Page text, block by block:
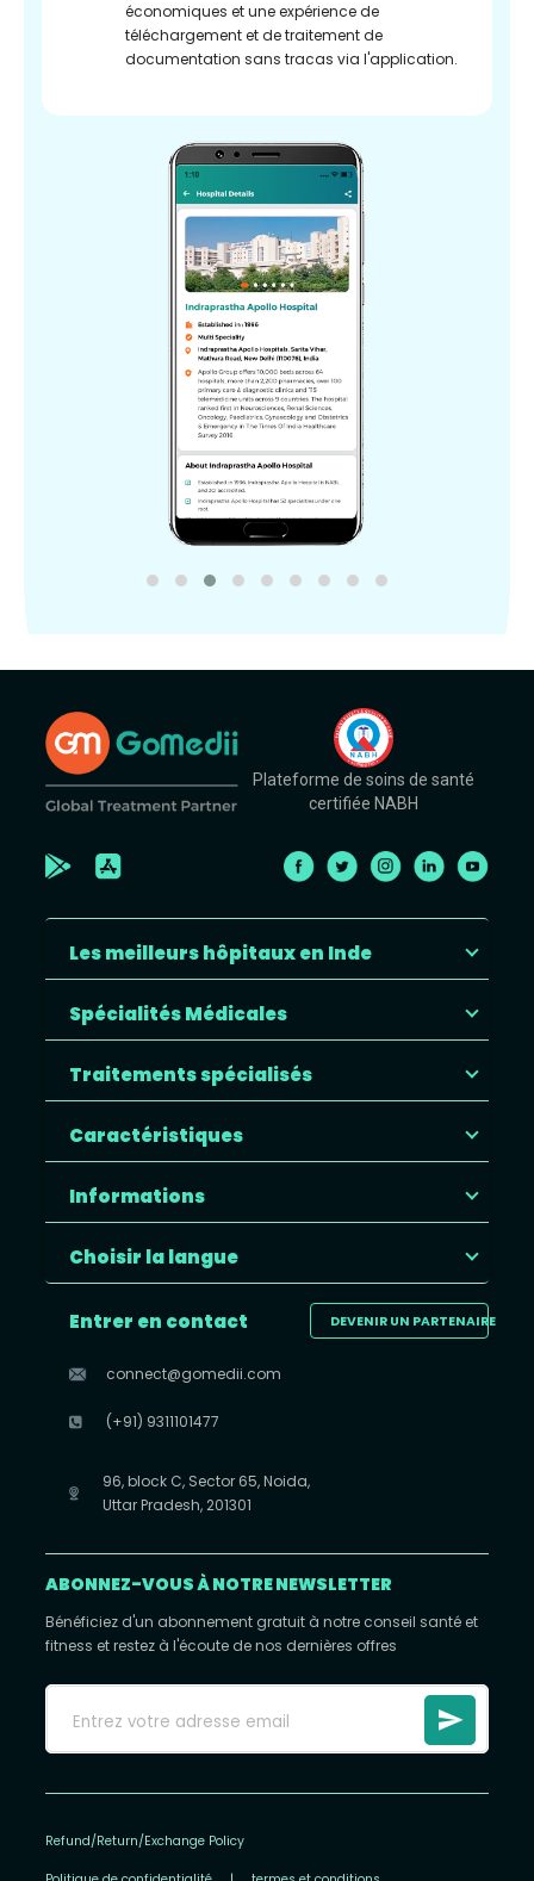
économiques et une expérience de
téléchargement et de traitement de
documentation sans tracas via l'application.
Plateforme de soins de santé
certifiée NABH
Les meilleurs hôpitaux en Inde
Spécialités Médicales
Traitements spécialisés
Caractéristiques
Informations
Choisir la langue
DEVENIR UN PARTENAIRE
Entrer en contact
connect@gomedii.com
(+91) 9311101477
96, block C, Sector 65, Noida,
Uttar Pradesh, 201301
ABONNEZ-VOUS À NOTRE NEWSLETTER
Bénéficiez d'un abonnement gratuit à notre conseil santé et
fitness et restez à l'écoute de nos dernières offres
Refund/Return/Exchange Policy